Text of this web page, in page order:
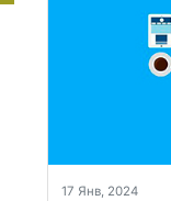
17 Янв, 2024